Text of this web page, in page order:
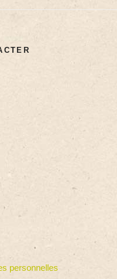
personnelles